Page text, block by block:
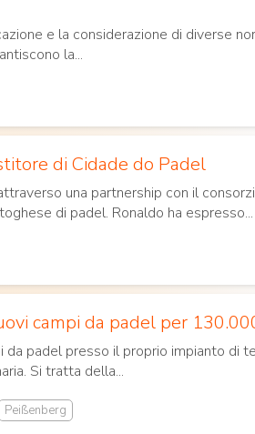
e la considerazione di diverse
la...
di Cidade do Padel
una partnership con il
di padel. Ronaldo ha espresso...
campi da padel per
padel presso il proprio impianto di
Si tratta della...
Peißenberg